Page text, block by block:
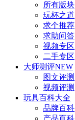
所有版块
玩杯之道
求个推荐
求助问答
视频专区
二手专区
大师测评NEW
图文评测
视频评测
玩具百科大全
品牌百科
产品百科